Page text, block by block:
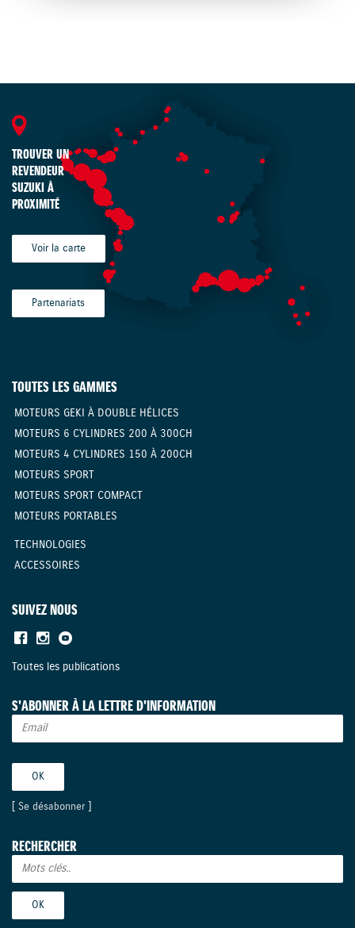
TROUVER UN
REVENDEUR
SUZUKI À
PROXIMITÉ
Voir la carte
Partenariats
TOUTES LES GAMMES
MOTEURS GEKI À DOUBLE HÉLICES
MOTEURS 6 CYLINDRES 200 À 300CH
MOTEURS 4 CYLINDRES 150 À 200CH
MOTEURS SPORT
MOTEURS SPORT COMPACT
MOTEURS PORTABLES
TECHNOLOGIES
ACCESSOIRES
SUIVEZ NOUS
Toutes les publications
S'ABONNER À LA LETTRE D'INFORMATION
Se désabonner
RECHERCHER